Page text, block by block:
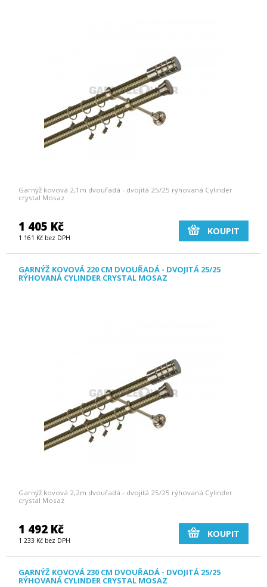
Garnýž kovová 2,1m dvouřadá - dvojitá 25/25 rýhovaná Cylinder
crystal Mosaz
1 405 Kč
1 161 Kč bez DPH
KOUPIT
GARNÝŽ KOVOVÁ 220 CM DVOUŘADÁ - DVOJITÁ 25/25
RÝHOVANÁ CYLINDER CRYSTAL MOSAZ
Garnýž kovová 2,2m dvouřadá - dvojitá 25/25 rýhovaná Cylinder
crystal Mosaz
1 492 Kč
1 233 Kč bez DPH
KOUPIT
GARNÝŽ KOVOVÁ 230 CM DVOUŘADÁ - DVOJITÁ 25/25
RÝHOVANÁ CYLINDER CRYSTAL MOSAZ